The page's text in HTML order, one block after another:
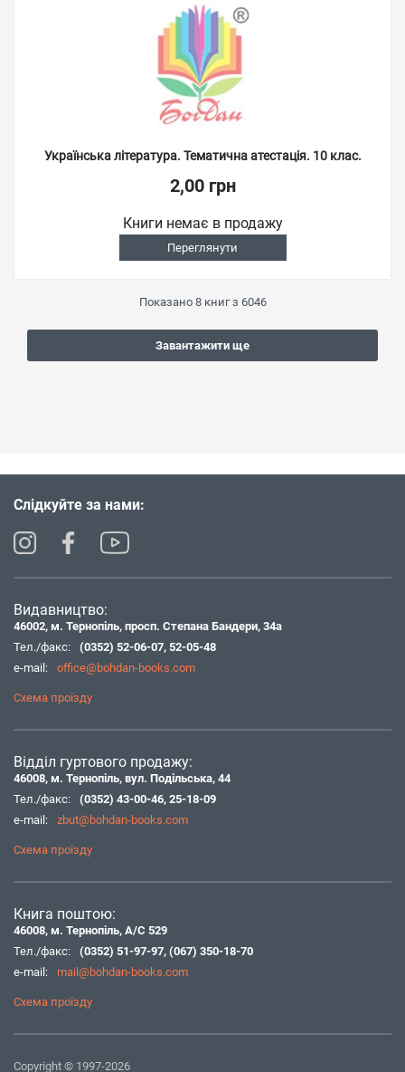
Українська література. Тематична атестація. 10 клас.
2,00 грн
Книги немає в продажу
Переглянути
Показано 8книг з 6046
Завантажити ще
Слідкуйте за нами:
Видавництво:
46002, м. Тернопіль, просп. Степана Бандери, 34а
Тел./факс:
(0352) 52-06-07, 52-05-48
e-mail:
office@bohdan-books.com
Схема проїзду
Відділ гуртового продажу:
46008, м. Тернопіль, вул. Подільська, 44
Тел./факс:
(0352) 43-00-46, 25-18-09
e-mail:
zbut@bohdan-books.com
Схема проїзду
Книга поштою:
46008, м. Тернопіль, А/С 529
Тел./факс:
(0352) 51-97-97, (067) 350-18-70
e-mail:
mail@bohdan-books.com
Схема проїзду
Copyright © 1997-2026